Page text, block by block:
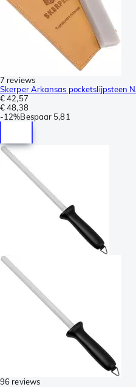
7 reviews
Skerper Arkansas pocketslijpsteen
€ 42,57
€ 48,38
-12%Bespaar 5,81
96 reviews